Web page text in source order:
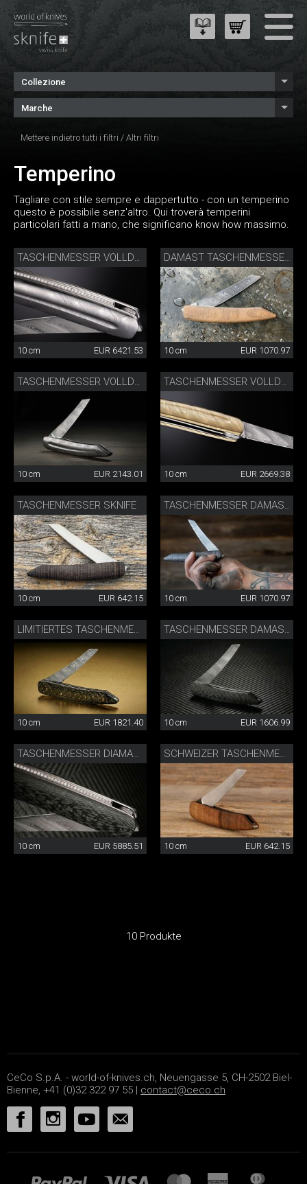
Collezione
Marche
Mettere indietro tutti i filtri / Altri filtri
Temperino
Tagliare con stile sempre e dappertutto - con un temperino
questo è possibile senz'altro. Qui troverà temperini
particolari fatti a mano, che significano know how massimo.
TASCHENMESSER VOLLDAMAST DIAMANT
10 cm EUR 6421.53
DAMAST TASCHENMESSER
10 cm EUR 1070.97
10 cm EUR 2143.01 10 cm EUR 2669.38
TASCHENMESSER SKNIFE
10 cm EUR 642.15
TASCHENMESSER DAMAST
10 cm EUR 1070.97
10 cm EUR 1821.40 10 cm EUR 1606.99
10 cm EUR 5885.51 10 cm EUR 642.15
10 Produkte
CeCo S.p.A. - world-of-knives.ch, Neuengasse 5, CH-2502 Biel-
Bienne, +41 (0)32 322 97 55 | contact@ceco.ch